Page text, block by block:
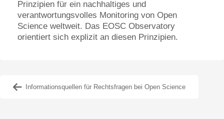
Prinzipien für ein nachhaltiges und
verantwortungsvolles Monitoring von Open
Science weltweit. Das EOSC Observatory
orientiert sich explizit an diesen Prinzipien.
Informationsquellen für Rechtsfragen bei Open Science